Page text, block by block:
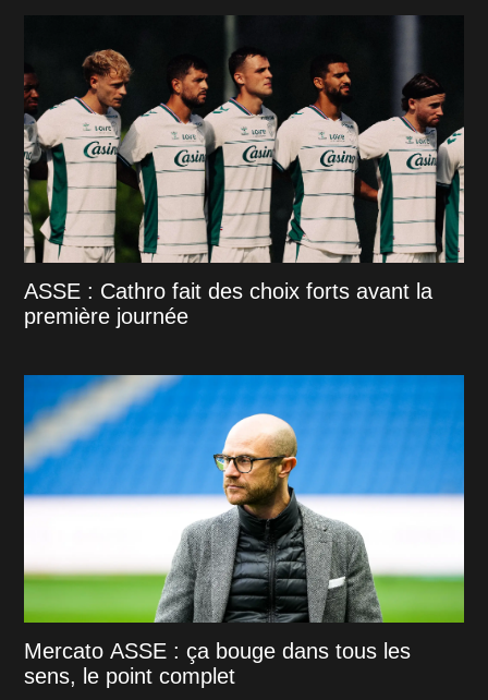
ASSE : Cathro fait des choix forts avant la
première journée
Mercato ASSE : ça bouge dans tous les
sens, le point complet